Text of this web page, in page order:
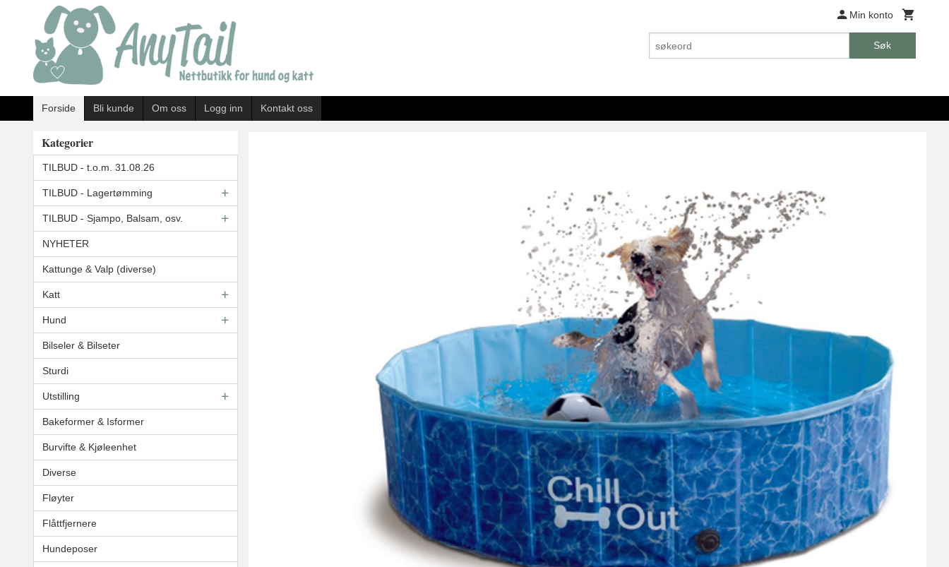
innholdet
Min konto
Søk
Forside Bli kunde Om oss Logg inn Kontakt oss
Kategorier
TILBUD - t.o.m. 31.08.26
TILBUD - Lagertømming
TILBUD - Sjampo, Balsam, osv.
NYHETER
Kattunge & Valp (diverse)
Katt
Hund
Bilseler & Bilseter
Sturdi
Utstilling
Bakeformer & Isformer
Burvifte & Kjøleenhet
Diverse
Fløyter
Flåttfjernere
Hundeposer